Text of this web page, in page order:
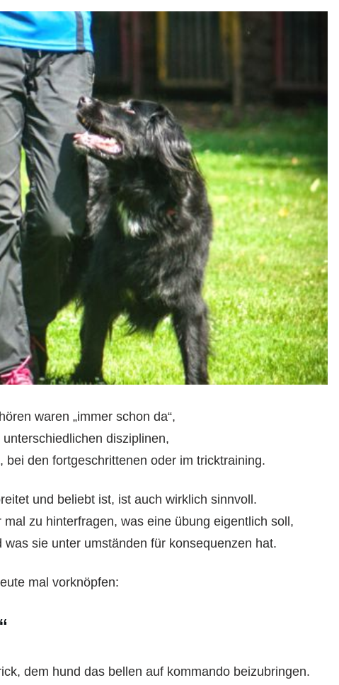
waren „immer schon da“,
disziplinen,
bei den fortgeschrittenen oder im tricktraining.
und beliebt ist, ist auch wirklich sinnvoll.
zu hinterfragen, was eine übung eigentlich soll,
sie unter umständen für konsequenzen hat.
mal vorknöpfen:
dem hund das bellen auf kommando beizubringen.